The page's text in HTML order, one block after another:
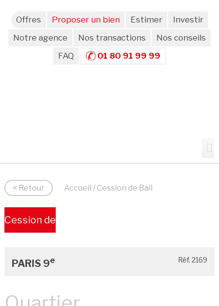
Offres Proposer un bien Estimer
Investir
Notre agence
Nos transactions
Nos conseils
FAQ
01 80 91 99 99
< Retour Accueil / Cession de Bail
Cession de
PARIS 9e Réf. 2169